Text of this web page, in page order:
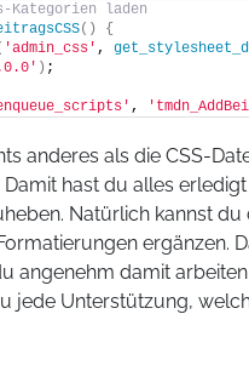
Kategorien laden
()
{
'admin_css' ,
) ;
,
anderes als die CSS-
hast du alles
Natürlich kannst du
ergänzen.
angenehm damit
jede Unterstützung,